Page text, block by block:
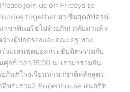
join us on Fridays to
together.มาเริ่มสุดสัปดาห์
าชาตินอริชไปด้วยกัน! กลับมาแล้ว
างผู้ปกครองและคณะครู ทาง
วมเล่นฟุตบอลกระชับมิตรร่วมกับ
กร์เวลา 15:00 น. เรามาร่วมกัน
ยกัน#โรงเรียนนานาชาติหลักสูตร
พระราม2 #openhouse #นอริช